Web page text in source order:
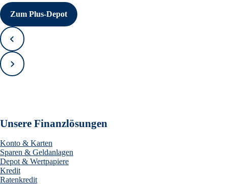
Zum Plus-Depot
Zurück
Vorwärts
Unsere Finanzlösungen
Konto & Karten
Sparen & Geldanlagen
Depot & Wertpapiere
Kredit
Ratenkredit